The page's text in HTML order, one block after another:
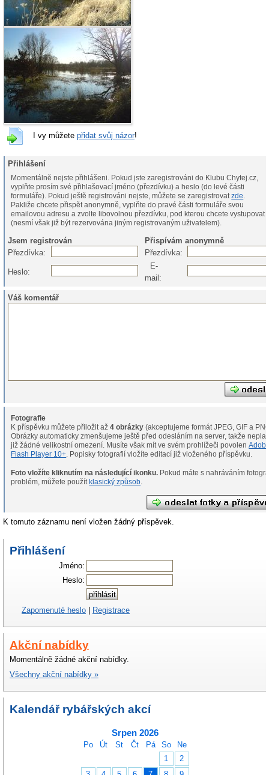
I vy můžete přidat svůj názor!
Přihlášení
Momentálně nejste přihlášeni. Pokud jste zaregistrováni do Klubu Chytej.cz,
vyplňte prosím své přihlašovací jméno (přezdívku) a heslo (do levé části
formuláře). Pokud ještě registrováni nejste, můžete se zaregistrovatzde.
Pakliže chcete přispět anonymně, vyplňte do pravé části formuláře svou
emailovou adresu a zvolte libovolnou přezdívku, pod kterou chcete vystupovat
(nesmí však již být rezervována jiným registrovaným uživatelem).
Jsem registrován
Přispívám anonymně
Přezdívka:
Přezdívka:
Heslo:
E-
mail:
Váš komentář
Fotografie
K příspěvku můžete přiložit až4 obrázky (akceptujeme formát JPEG, GIF a
Obrázky automaticky zmenšujeme ještě před odesláním na server, takže
již žádné velikostní omezení. Musíte však mít ve svém prohlížeči povolen
Flash Player 10+ . Popisky fotografií vložíte editací již vloženého příspěvku.
Foto vložíte kliknutím na následující ikonku.
problém, můžete použít klasický způsob.
K tomuto záznamu není vložen žádný příspěvek.
Přihlášení
Jméno:
Heslo:
Zapomenuté heslo Registrace
Akční nabídky
Momentálně žádné akční nabídky.
Všechny akční nabídky »
Kalendář rybářských akcí
Srpen 2026
Po Út St Čt Pá So
Ne
1
2